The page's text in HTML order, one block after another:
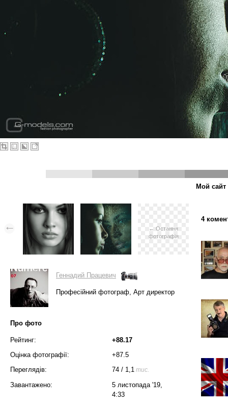
Мой сайт
← Остання
фотографія
Геннадий Працевич
Професійний фотограф, Арт директор
Про фото
Рейтинг:
+88.17
Оцінка фотографії:
+87.5
Переглядів:
74 / 1,1 тис.
Завантажено:
5 листопада '19,
4:33
4